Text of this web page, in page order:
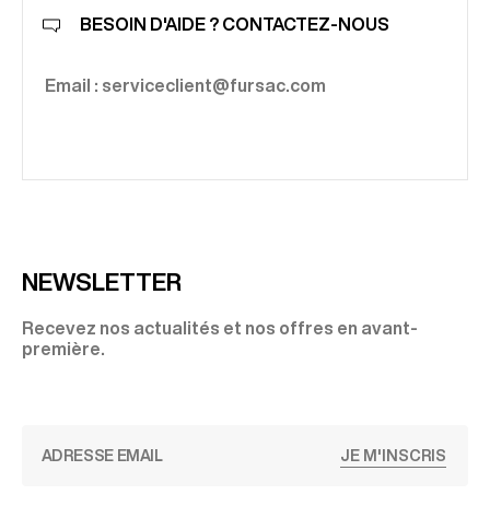
BESOIN D'AIDE ? CONTACTEZ-NOUS
Email : serviceclient@fursac.com
NEWSLETTER
Recevez nos actualités et nos offres en avant-
première.
JE M'INSCRIS